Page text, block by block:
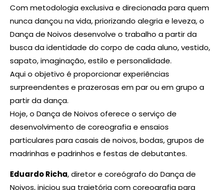
Com metodologia exclusiva e direcionada para quem
nunca dançou na vida, priorizando alegria e leveza, o
Dança de Noivos desenvolve o trabalho a partir da
busca da identidade do corpo de cada aluno, vestido,
sapato, imaginação, estilo e personalidade.
Aqui o objetivo é proporcionar experiências
surpreendentes e prazerosas em par ou em grupo a
partir da dança.
Hoje, o Dança de Noivos oferece o serviço de
desenvolvimento de coreografia e ensaios
particulares para casais de noivos, bodas, grupos de
madrinhas e padrinhos e festas de debutantes.
Eduardo Richa, diretor e coreógrafo do Dança de
Noivos, iniciou sua trajetória com coreografia para